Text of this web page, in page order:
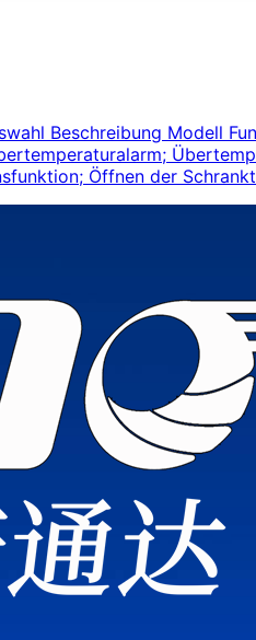
Beschreibung Modell
Öffnen der